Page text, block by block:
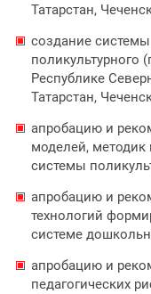
Татарстан,
создание
поликультурного
Республике
Татарстан,
апробацию и
моделей, методик
системы
апробацию и
технологий
системе
апробацию и
педагогических